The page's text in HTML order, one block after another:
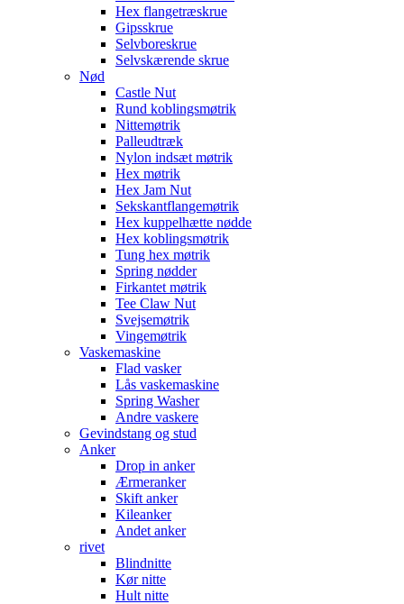
Hex flangetræskrue
Gipsskrue
Selvboreskrue
Selvskærende skrue
Nød
Castle Nut
Rund koblingsmøtrik
Nittemøtrik
Palleudtræk
Nylon indsæt møtrik
Hex møtrik
Hex Jam Nut
Sekskantflangemøtrik
Hex kuppelhætte nødde
Hex koblingsmøtrik
Tung hex møtrik
Spring nødder
Firkantet møtrik
Tee Claw Nut
Svejsemøtrik
Vingemøtrik
Vaskemaskine
Flad vasker
Lås vaskemaskine
Spring Washer
Andre vaskere
Gevindstang og stud
Anker
Drop in anker
Ærmeranker
Skift anker
Kileanker
Andet anker
rivet
Blindnitte
Kør nitte
Hult nitte